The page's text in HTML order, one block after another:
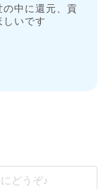
の中に還元、貢
いです